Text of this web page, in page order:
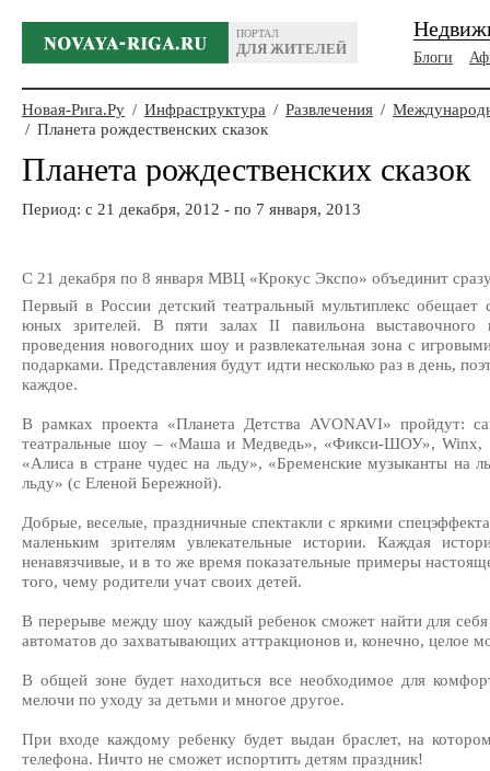
ПОРТАЛ
ДЛЯ ЖИТЕЛЕЙ
Блоги
Новая-Рига.Ру / Инфраструктура / Развлечения /
/ Планета рождественских сказок
Планета рождественских сказок
Период: c 21 декабря, 2012 - по 7 января, 2013
С 21 декабря по 8 января МВЦ «Крокус Экспо» объединит
Первый в России детский театральный мультиплекс обещает
юных зрителей. В пяти залах II павильона выставочного
проведения новогодних шоу и развлекательная зона с
подарками. Представления будут идти несколько раз в день,
каждое.
В рамках проекта «Планета Детства AVONAVI» пройдут:
театральные шоу – «Маша и Медведь», «Фикси-ШОУ», Winx,
«Алиса в стране чудес на льду», «Бременские музыканты на
льду» (с Еленой Бережной).
Добрые, веселые, праздничные спектакли с яркими
маленьким зрителям увлекательные истории. Каждая
ненавязчивые, и в то же время показательные примеры
того, чему родители учат своих детей.
В перерыве между шоу каждый ребенок сможет найти для
автоматов до захватывающих аттракционов и, конечно, целое
В общей зоне будет находиться все необходимое для
мелочи по уходу за детьми и многое другое.
При входе каждому ребенку будет выдан браслет, на
телефона. Ничто не сможет испортить детям праздник!